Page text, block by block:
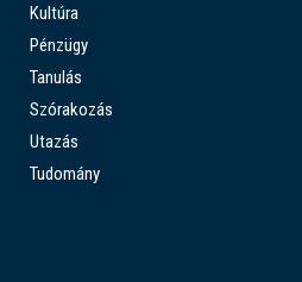
Kultúra
Pénzügy
Tanulás
Szórakozás
Utazás
Tudomány